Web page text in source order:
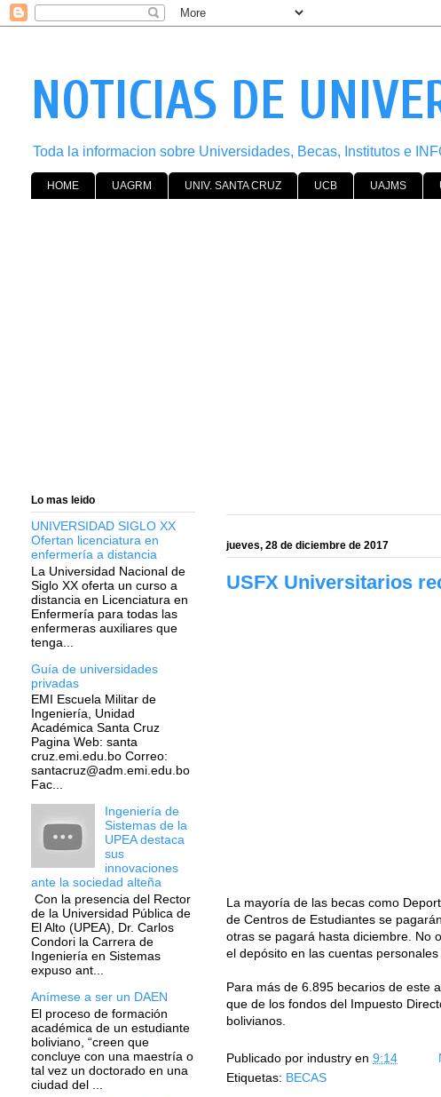
NOTICIAS DE
Toda la informacion sobre Universidades, Becas, Institutos e
HOME UAGRM UNIV. SANTA CRUZ UCB UAJMS
jueves, 28 de diciembre de 2017
USFX Universitarios
La mayoría de las becas como
de Centros de Estudiantes se
otras se pagará hasta diciembre. No
el depósito en las cuentas personales
Para más de 6.895 becarios de este
que de los fondos del Impuesto
bolivianos.
Publicado por industry en 9:14
Etiquetas: BECAS
Lo mas leido
UNIVERSIDAD SIGLO XX
Ofertan licenciatura en
enfermería a distancia
La Universidad Nacional de
Siglo XX oferta un curso a
distancia en Licenciatura en
Enfermería para todas las
enfermeras auxiliares que
tenga...
Guía de universidades
privadas
EMI Escuela Militar de
Ingeniería, Unidad
Académica Santa Cruz
Pagina Web: santa
cruz.emi.edu.bo Correo:
santacruz@adm.emi.edu.bo
Fac...
Ingeniería de
Sistemas de la
UPEA destaca
sus
innovaciones
ante la sociedad alteña
Con la presencia del Rector
de la Universidad Pública de
El Alto (UPEA), Dr. Carlos
Condori la Carrera de
Ingeniería en Sistemas
expuso ant...
Anímese a ser un DAEN
El proceso de formación
académica de un estudiante
boliviano, “creen que
concluye con una maestría o
tal vez un doctorado en una
ciudad del ...